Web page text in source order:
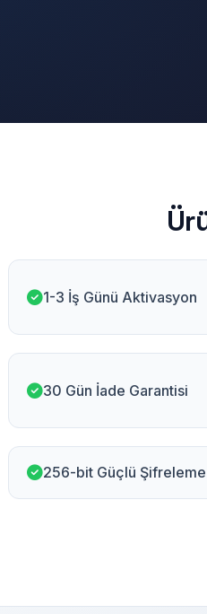
1-3 İş Günü Aktivasyon
30 Gün İade Garantisi
256-bit Güçlü Şifreleme